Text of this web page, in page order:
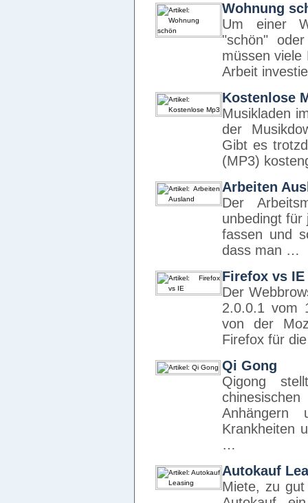
Wohnung
Um einer
"schön"
müssen viele
Arbeit
Kostenlose
Musikladen
der
Gibt es
(MP3)
Arbeiten
Der
unbedingt für
fassen und
dass man …
Firefox vs IE
Der
2.0.0.1 vom
von der
Firefox für
Qi Gong
Qigong
Anhängern
Krankheiten
…
Autokauf
Miete, zu